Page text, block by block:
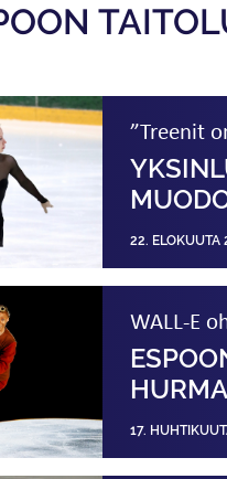
”Treenit
22. ELOKUUTA
WALL-E
17.